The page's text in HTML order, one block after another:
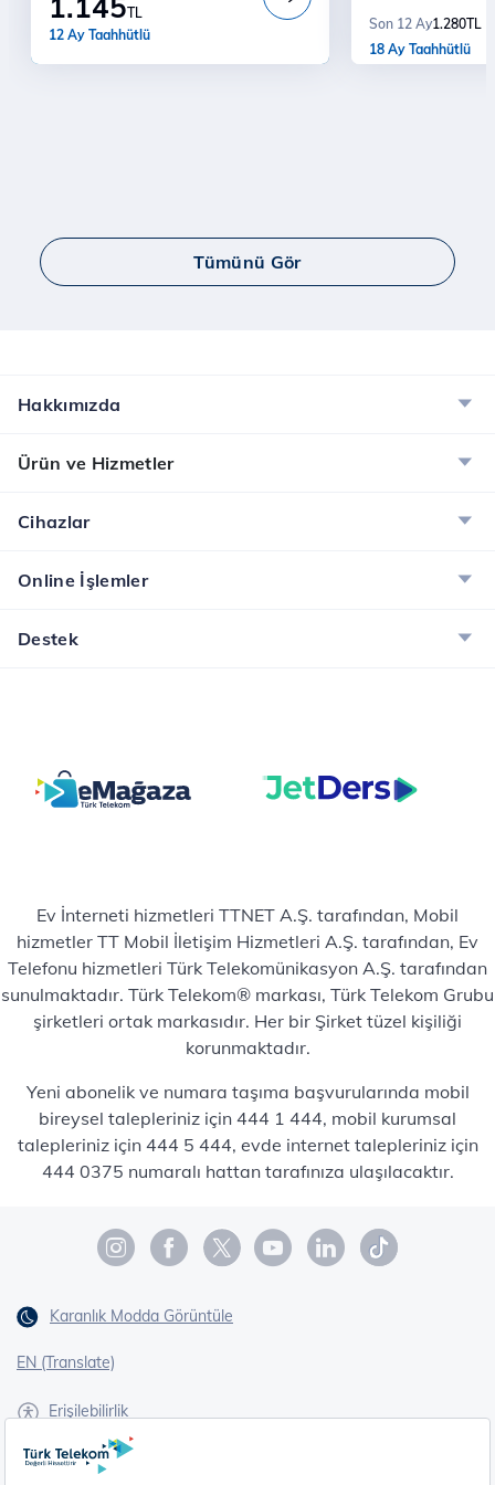
Ücretsiz Kurulum
12 Ay Taahhütlü
1.145TL
İndirim
18 Ay Taahhütlü
1.280TL
Son 12 Ay
Tümünü Gör
Hakkımızda
Ürün ve Hizmetler
Cihazlar
Online İşlemler
Destek
Ev İnterneti hizmetleri TTNET A.Ş. tarafından, Mobil
hizmetler TT Mobil İletişim Hizmetleri A.Ş. tarafından, Ev
Telefonu hizmetleri Türk Telekomünikasyon A.Ş. tarafından
sunulmaktadır. Türk Telekom® markası, Türk Telekom Grubu
şirketleri ortak markasıdır. Her bir Şirket tüzel kişiliği
korunmaktadır.
Yeni abonelik ve numara taşıma başvurularında mobil
bireysel talepleriniz için 444 1 444, mobil kurumsal
talepleriniz için 444 5 444, evde internet talepleriniz için
444 0375 numaralı hattan tarafınıza ulaşılacaktır.
Karanlık Modda Görüntüle
EN (Translate)
Erişilebilirlik
İşaret Dili Çevirisi